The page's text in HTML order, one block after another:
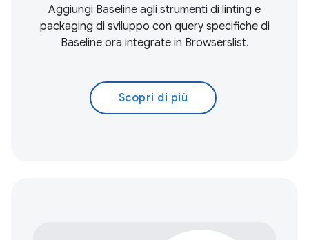
Aggiungi Baseline agli strumenti di linting e
packaging di sviluppo con query specifiche di
Baseline ora integrate in Browserslist.
Scopri di più